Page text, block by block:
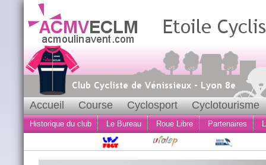
Accueil Course Cyclosport Cyclotourisme
Historique du club Le Bureau Roue Libre Partenaires